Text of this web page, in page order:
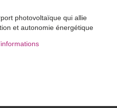
photovoltaïque qui allie
et autonomie énergétique